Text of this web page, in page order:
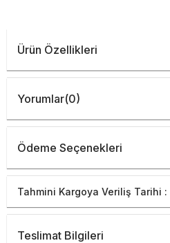
Ürün Özellikleri
Yorumlar(0)
Ödeme Seçenekleri
Tahmini Kargoya Veriliş Tarihi :
Teslimat Bilgileri